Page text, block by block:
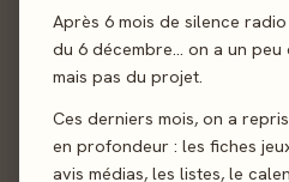
Après 6 mois de silence
du 6 décembre… on a un peu
mais pas du projet.
Ces derniers mois, on a
en profondeur : les fiches
avis médias, les listes, le
répondrons dans les plus brefs